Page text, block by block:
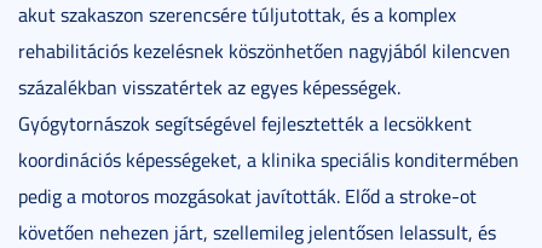
akut szakaszon szerencsére túljutottak, és a komplex
rehabilitációs kezelésnek köszönhetően nagyjából kilencven
százalékban visszatértek az egyes képességek.
Gyógytornászok segítségével fejlesztették a lecsökkent
koordinációs képességeket, a klinika speciális konditermében
pedig a motoros mozgásokat javították. Előd a stroke-ot
követően nehezen járt, szellemileg jelentősen lelassult, és